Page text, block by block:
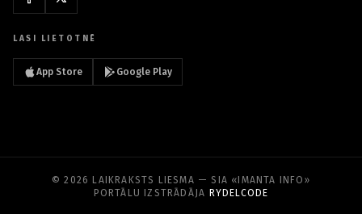
LASI LIETOTNĒ
App Store Google Play
© 2026 LAIKRAKSTS LIESMA — SIA «IMANTA INFO»
PORTĀLU IZSTRĀDĀJA RYDELCODE